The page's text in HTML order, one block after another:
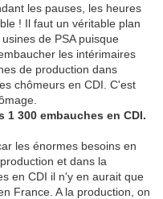
les pauses, les heures
! Il faut un véritable plan
de PSA puisque
les intérimaires
de production dans
chômeurs en CDI. C'est
1 300 embauches en CDI.
les énormes besoins en
et dans la
en CDI il n'y en aurait que
France. A la production, on